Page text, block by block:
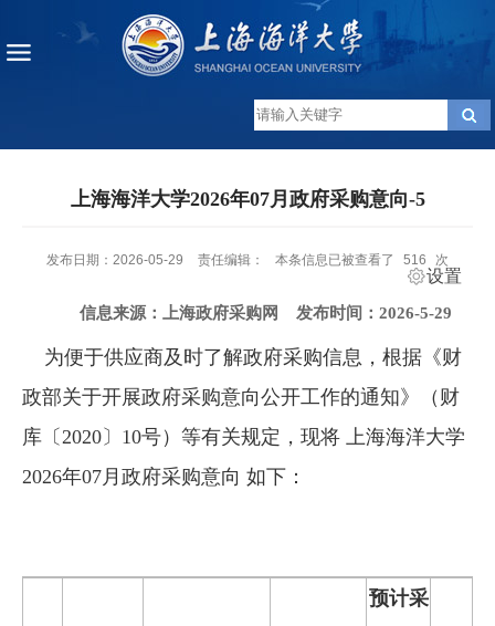
上海海洋大学2026年07月政府采购意向-5
发布日期：2026-05-29 责任编辑： 本条信息已被查看了 516 次
设置
信息来源：上海政府采购网 发布时间：2026-5-29
为便于供应商及时了解政府采购信息，根据《财
政部关于开展政府采购意向公开工作的通知》（财
库〔2020〕10号）等有关规定，现将 上海海洋大学
2026年07月政府采购意向 如下：
预计采